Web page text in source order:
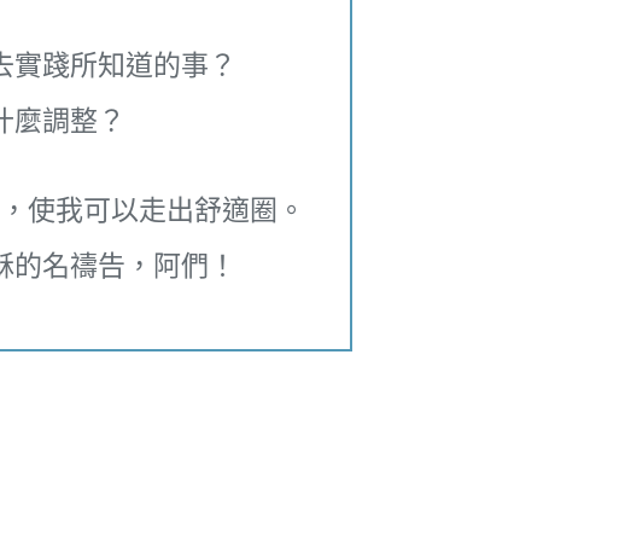
踐所知道的事？
麼調整？
使我可以走出舒適圈。
名禱告，阿們！